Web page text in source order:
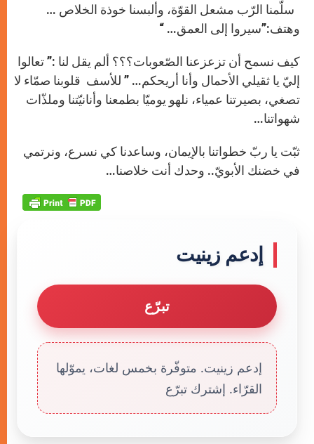
سلّمنا الرّب مشعل القوّة، وألبسنا خوذة الخلاص …
وهتف:”سيروا إلى العمق… “
كيف نسمح أن تزعزعنا الصّعوبات؟؟؟ ألم يقل لنا :” تعالوا
إليّ يا ثقيلي الأحمال وأنا أريحكم… ” للأسف قلوبنا صمّاء لا
تصغي، بصيرتنا عمياء، نلهو يوميّا بطمعنا وأنانيّتنا وملذّات
شهواتنا…
ثبّت يا ربّ خطواتنا بالإيمان، وساعدنا كي نسرع، ونرتمي
في خضنك الأبويّ.. وحدك أنت خلاصنا…
إدعم زينيت
تبرّع
إدعم زينيت. متوفّرة بخمس لغات، يموّلها
القرّاء. إشترك تبرّع